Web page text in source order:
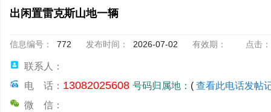
出闲置雷克斯山地一辆
信息编号： 772 发布时间： 2026-07-02 有效期： 点击：
联系人：
电 话： 13082025608 号码归属地： ( 查看此电话发帖
微 信：